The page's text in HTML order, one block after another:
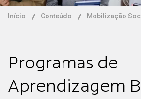
Início Conteúdo Mobilização
Programas de
Aprendizagem